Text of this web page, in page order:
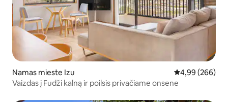
Namas mieste Izu Vidutinis
4,99 (266)
Vaizdas į Fudži kalną ir poilsis privačiame onsene